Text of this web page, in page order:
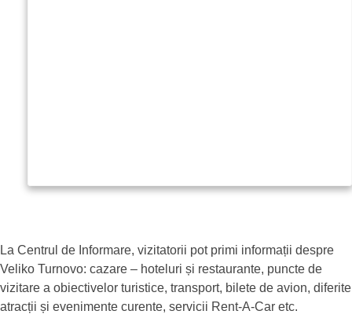
La Centrul de Informare, vizitatorii pot primi informații despre
Veliko Turnovo: cazare – hoteluri și restaurante, puncte de
vizitare a obiectivelor turistice, transport, bilete de avion, diferite
atracții și evenimente curente, servicii Rent-A-Car etc.